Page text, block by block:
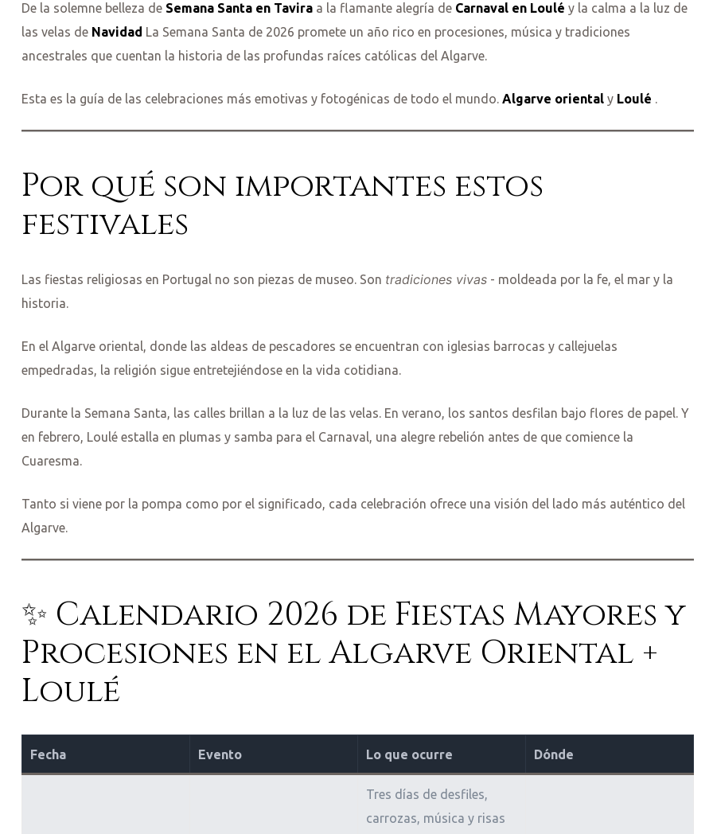
De la solemne belleza de Semana Santa en Tavira a la flamante alegría de Carnaval en Loulé y la calma a la luz de
las velas de Navidad La Semana Santa de 2026 promete un año rico en procesiones, música y tradiciones
ancestrales que cuentan la historia de las profundas raíces católicas del Algarve.
Esta es la guía de las celebraciones más emotivas y fotogénicas de todo el mundo. Algarve oriental y Loulé .
Por qué son importantes estos
festivales
Las fiestas religiosas en Portugal no son piezas de museo. Son tradiciones vivas - moldeada por la fe, el mar y la
historia.
En el Algarve oriental, donde las aldeas de pescadores se encuentran con iglesias barrocas y callejuelas
empedradas, la religión sigue entretejiéndose en la vida cotidiana.
Durante la Semana Santa, las calles brillan a la luz de las velas. En verano, los santos desfilan bajo flores de papel. Y
en febrero, Loulé estalla en plumas y samba para el Carnaval, una alegre rebelión antes de que comience la
Cuaresma.
Tanto si viene por la pompa como por el significado, cada celebración ofrece una visión del lado más auténtico del
Algarve.
✨ Calendario 2026 de Fiestas Mayores y
Procesiones en el Algarve Oriental +
Loulé
Fecha Evento Lo que ocurre Dónde
Tres días de desfiles,
carrozas, música y risas